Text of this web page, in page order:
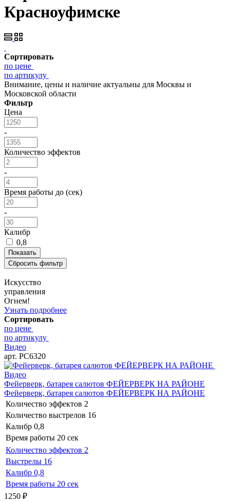
Красноуфимске
Сортировать
по цене
по артикулу
Внимание, цены и наличие актуальны для Москвы и
Московской области
Фильтр
Цена
-
Количество эффектов
-
Время работы до (сек)
-
Калибр
0,8
Искусство
управления
Огнем!
Узнать подробнее
Сортировать
по цене
по артикулу
Видео
арт. РС6320
Видео
Фейерверк, батарея салютов ФЕЙЕРВЕРК НА РАЙОНЕ
Фейерверк, батарея салютов ФЕЙЕРВЕРК НА РАЙОНЕ
Количество эффектов 2
Количество выстрелов 16
Калибр 0,8
Время работы 20 сек
Количество эффектов 2
Выстрелы 16
Калибр 0,8
Время работы 20 сек
1250 ₽